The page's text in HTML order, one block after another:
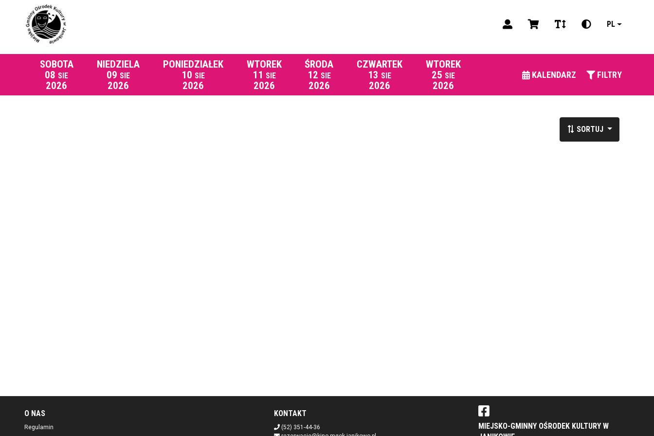
PL
SOBOTA
08 SIE
2026
NIEDZIELA
09 SIE
2026
PONIEDZIAŁEK
10 SIE
2026
WTOREK
11 SIE
2026
ŚRODA
12 SIE
2026
CZWARTEK
13 SIE
2026
WTOREK
25 SIE
2026
KALENDARZ FILTRY
SORTUJ
O NAS
Regulamin
KONTAKT
(52) 351-44-36
MIEJSKO-GMINNY OŚRODEK KULTURY W